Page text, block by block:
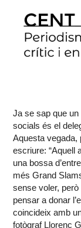
Ja se sap que
socials és el
Aquesta vegada,
escriure: “Aquell
una bossa
més Grand
sense voler,
pensar a donar
coincideix amb
fotògraf Llorenç